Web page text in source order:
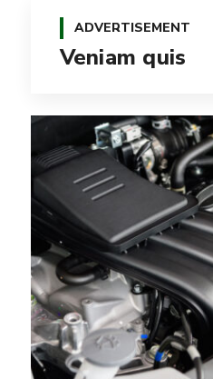
ADVERTISEMENT
Veniam quis